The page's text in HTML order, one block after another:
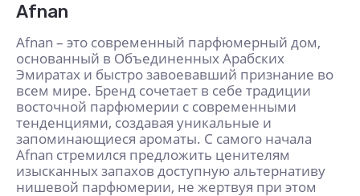
Afnan
Afnan – это современный парфюмерный дом,
основанный в Объединенных Арабских
Эмиратах и быстро завоевавший признание во
всем мире. Бренд сочетает в себе традиции
восточной парфюмерии с современными
тенденциями, создавая уникальные и
запоминающиеся ароматы. С самого начала
Afnan стремился предложить ценителям
изысканных запахов доступную альтернативу
нишевой парфюмерии, не жертвуя при этом